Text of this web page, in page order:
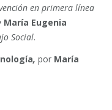
en primera línea
María Eugenia
Social.
, por María